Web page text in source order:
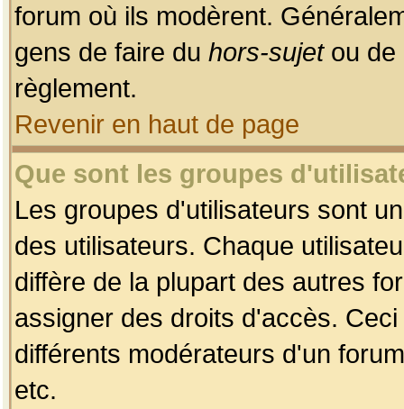
forum où ils modèrent.
gens de faire du hors-sujetou de
règlement.
Revenir en haut de page
Que sont les groupes
Les groupes d'utilisateurs sont
des utilisateurs. Chaque
diffère de la plupart des autres
assigner des droits d'accès.
différents modérateurs d'un
etc.